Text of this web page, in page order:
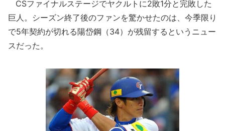
CSファイナルステージでヤクルトに2敗1分と完敗した
巨人。シーズン終了後のファンを驚かせたのは、今季限り
で5年契約が切れる陽岱鋼（34）が残留するというニュー
スだった。